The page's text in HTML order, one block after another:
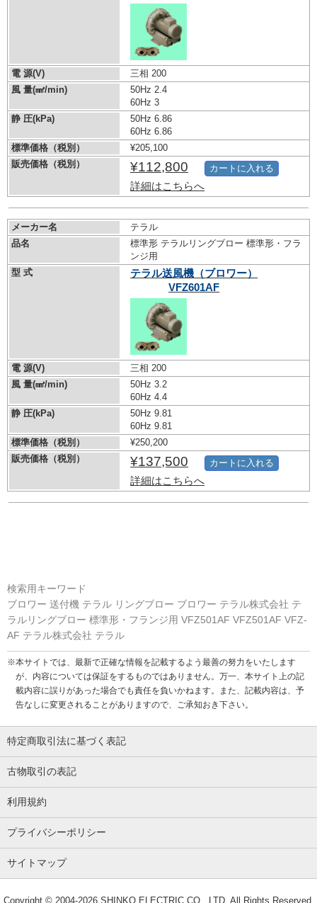
電 源(V)
三相 200
風 量(㎣/min)
50Hz 2.4
60Hz 3
静 圧(kPa)
50Hz 6.86
60Hz 6.86
標準価格（税別）
¥205,100
販売価格（税別）
¥112,800
詳細はこちらへ
カートに入れる
メーカー名
テラル
品名
標準形 テラルリングブロー 標準形・フラ
ンジ用
型 式
テラル送風機（ブロワー）
VFZ601AF
電 源(V)
三相 200
風 量(㎣/min)
50Hz 3.2
60Hz 4.4
静 圧(kPa)
50Hz 9.81
60Hz 9.81
標準価格（税別）
¥250,200
販売価格（税別）
¥137,500
詳細はこちらへ
カートに入れる
検索用キーワード
ブロワー 送付機 テラル リングブロー ブロワー テラル株式会社 テ
ラルリングブロー 標準形・フランジ用 VFZ501AF VFZ501AF VFZ-
AF テラル株式会社 テラル
※本サイトでは、最新で正確な情報を記載するよう最善の努力をいたします
が、内容については保証をするものではありません。万一、本サイト上の記
載内容に誤りがあった場合でも責任を負いかねます。また、記載内容は、予
告なしに変更されることがありますので、ご承知おき下さい。
特定商取引法に基づく表記
古物取引の表記
利用規約
プライバシーポリシー
サイトマップ
Copyright © 2004-2026SHINKO ELECTRIC CO., LTD. All Rights Reserved.